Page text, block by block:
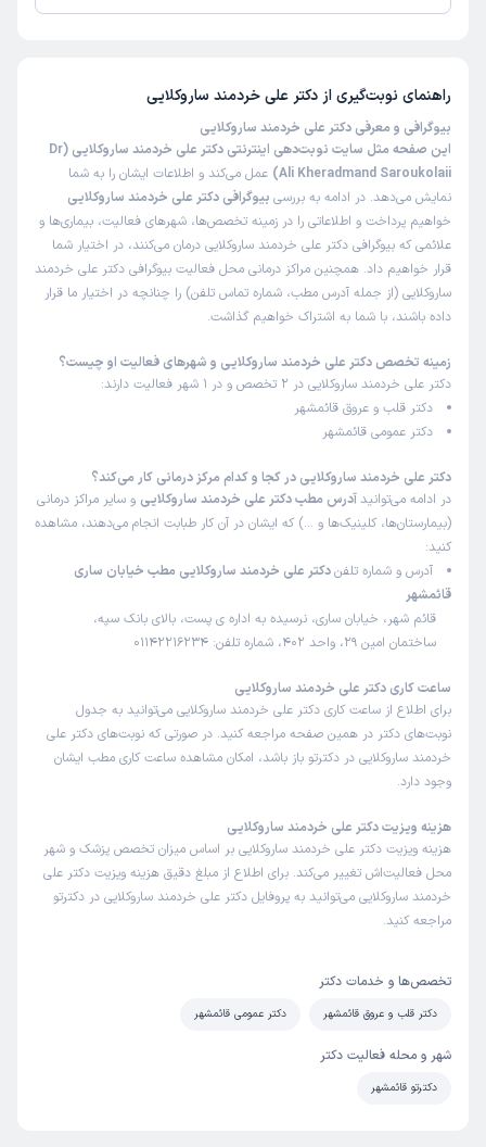
راهنمای نوبت‌گیری از دکتر علی خردمند ساروکلایی
بیوگرافی و معرفی دکتر علی خردمند ساروکلایی
این صفحه مثل سایت نوبت‌دهی اینترنتی دکتر علی خردمند ساروکلایی (Dr
Ali Kheradmand Saroukolaii) عمل می‌کند و اطلاعات ایشان را به شما
نمایش می‌دهد. در ادامه به بررسی بیوگرافی دکتر علی خردمند ساروکلایی
خواهیم پرداخت و اطلاعاتی را در زمینه تخصص‌ها، شهرهای فعالیت، بیماری‌ها و
علائمی که بیوگرافی دکتر علی خردمند ساروکلایی درمان می‌کنند، در اختیار شما
قرار خواهیم داد. همچنین مراکز درمانی محل فعالیت بیوگرافی دکتر علی خردمند
ساروکلایی (از جمله آدرس مطب، شماره تماس تلفن) را چنانچه در اختیار ما قرار
داده باشند، با شما به اشتراک خواهیم گذاشت.
زمینه تخصص دکتر علی خردمند ساروکلایی و شهرهای فعالیت او چیست؟
دکتر علی خردمند ساروکلایی در 2 تخصص و در 1 شهر فعالیت دارند:
دکتر قلب و عروق قائمشهر
دکتر عمومی قائمشهر
دکتر علی خردمند ساروکلایی در کجا و کدام مرکز درمانی کار می‌کند؟
در ادامه می‌توانید آدرس مطب دکتر علی خردمند ساروکلایی و سایر مراکز درمانی
(بیمارستان‌ها، کلینیک‌ها و …) که ایشان در آن کار طبابت انجام می‌دهند، مشاهده
کنید:
آدرس و شماره تلفندکتر علی خردمند ساروکلایی مطب خیابان ساری
قائمشهر
قائم شهر، خیابان ساری، نرسیده به اداره ی پست، بالای بانک سپه،
ساختمان امین 29، واحد 402، شماره تلفن: 01142216234
ساعت کاری دکتر علی خردمند ساروکلایی
برای اطلاع از ساعت کاری دکتر علی خردمند ساروکلایی می‌توانید به جدول
نوبت‌های دکتر در همین صفحه مراجعه کنید. در صورتی که نوبت‌های دکتر علی
خردمند ساروکلایی در دکترتو باز باشد، امکان مشاهده ساعت کاری مطب ایشان
وجود دارد.
هزینه ویزیت دکتر علی خردمند ساروکلایی
هزینه ویزیت دکتر علی خردمند ساروکلایی بر اساس میزان تخصص پزشک و شهر
محل فعالیت‌اش تغییر می‌کند. برای اطلاع از مبلغ دقیق هزینه ویزیت دکتر علی
خردمند ساروکلایی می‌توانید به پروفایل دکتر علی خردمند ساروکلایی در دکترتو
مراجعه کنید.
تخصص‌ها و خدمات دکتر
دکتر قلب و عروق قائمشهر دکتر عمومی قائمشهر
شهر و محله فعالیت دکتر
دکترتو قائمشهر